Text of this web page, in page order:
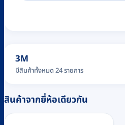
3M
มีสินค้าทั้งหมด 24 รายการ
สินค้าจากยี่ห้อเดียวกัน